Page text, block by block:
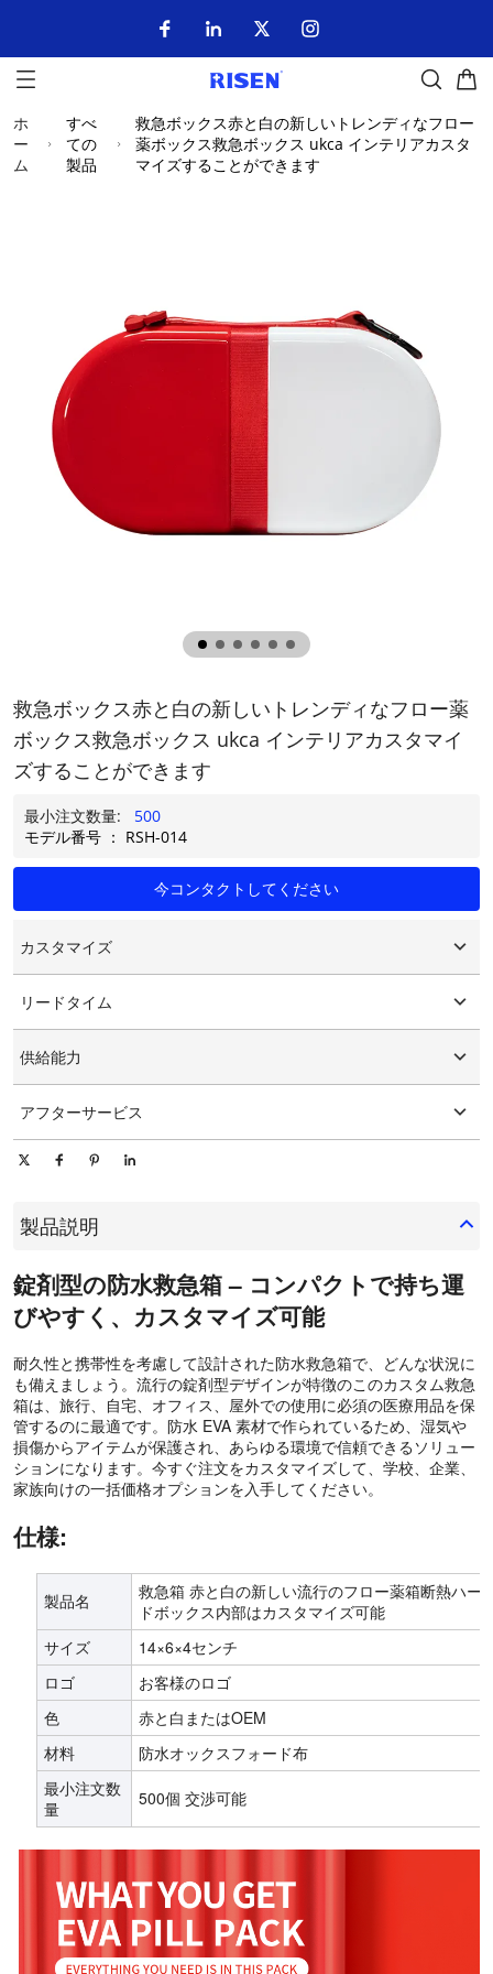
ホ
ー
ム
すべ
ての
製品
救急ボックス赤と白の新しいトレンディなフロー
薬ボックス救急ボックス ukca インテリアカスタ
マイズすることができます
救急ボックス赤と白の新しいトレンディなフロー薬
ボックス救急ボックス ukca インテリアカスタマイ
ズすることができます
最小注文数量:
500
モデル番号 ： RSH-014
今コンタクトしてください
カスタマイズ
カスタマイズされたパッケージング
リードタイム
供給能力
アフターサービス
製品説明
錠剤型の防水救急箱 – コンパクトで持ち運
びやすく、カスタマイズ可能
耐久性と携帯性を考慮して設計された防水救急箱で、どんな状況に
も備えましょう。流行の錠剤型デザインが特徴のこのカスタム救急
箱は、旅行、自宅、オフィス、屋外での使用に必須の医療用品を保
管するのに最適です。防水 EVA 素材で作られているため、湿気や
損傷からアイテムが保護され、あらゆる環境で信頼できるソリュー
ションになります。今すぐ注文をカスタマイズして、学校、企業、
家族向けの一括価格オプションを入手してください。
仕様:
製品名
救急箱 赤と白の新しい流行のフロー薬箱断熱ハー
ドボックス内部はカスタマイズ可能
サイズ
14×6×4センチ
ロゴ
お客様のロゴ
色
赤と白またはOEM
材料
防水オックスフォード布
最小注文数
量
500個 交渉可能